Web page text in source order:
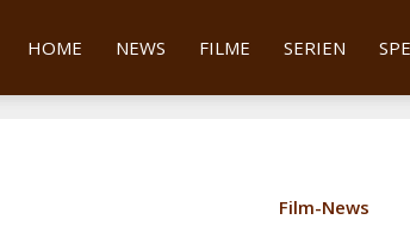
Filmfutter
HOME NEWS FILME SERIEN
Film-News